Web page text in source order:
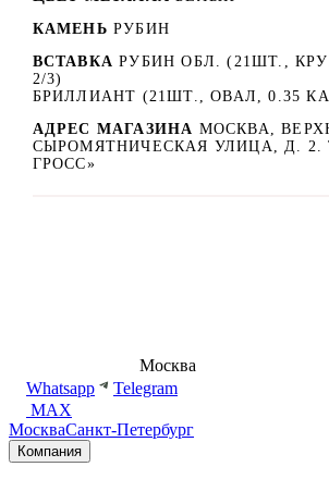
КАМЕНЬ РУБИН
ВСТАВКА РУБИН ОБЛ. (21ШТ.,
2/3)
БРИЛЛИАНТ (21ШТ., ОВАЛ, 0.35
АДРЕС МАГАЗИНА МОСКВА,
СЫРОМЯТНИЧЕСКАЯ УЛИЦА, Д. 2.
ГРОСС»
Москва
Whatsapp
Telegram
MAX
МоскваСанкт-Петербург
Компания